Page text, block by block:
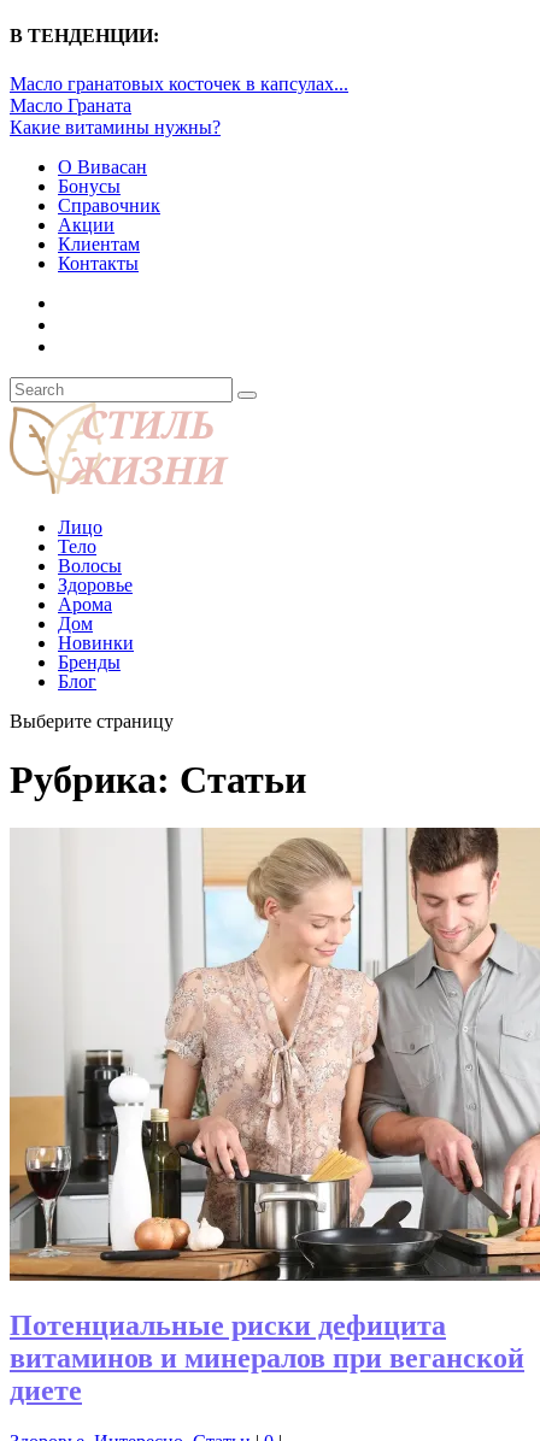
В ТЕНДЕНЦИИ:
Масло гранатовых косточек в капсулах...
Масло Граната
Какие витамины нужны?
О Вивасан
Бонусы
Справочник
Акции
Клиентам
Контакты
Лицо
Тело
Волосы
Здоровье
Арома
Дом
Новинки
Бренды
Блог
Выберите страницу
Рубрика: Статьи
Потенциальные риски дефицита
витаминов и минералов при веганской
диете